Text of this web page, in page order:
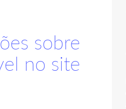
sobre
no site